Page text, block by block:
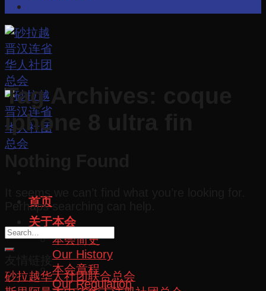
首页
关于本会
本会简史
Our History
本会章程
Our Regulation
Tag Archives:
iphone 8 ultra fin
It seems we can’t find what you’re looking for.
Perhaps searching can help.
砂拉越华人社团联合总会